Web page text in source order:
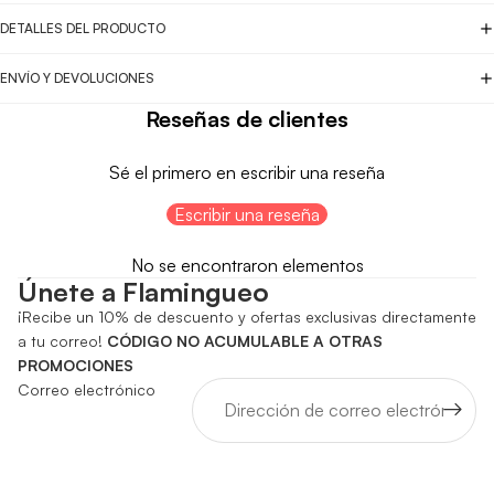
DETALLES DEL PRODUCTO
ENVÍO Y DEVOLUCIONES
Reseñas de clientes
Sé el primero en escribir una reseña
Escribir una reseña
No se encontraron elementos
Únete a Flamingueo
¡Recibe un 10% de descuento y ofertas exclusivas directamente
a tu correo! CÓDIGO NO ACUMULABLE A OTRAS
PROMOCIONES
Correo electrónico